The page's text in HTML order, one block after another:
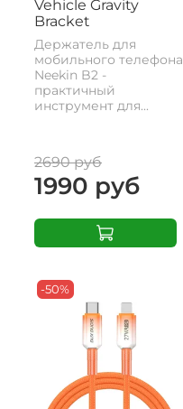
Vehicle Gravity
Bracket
Держатель для
мобильного телефона
Neekin B2 -
практичный
инструмент для...
2690 руб
1990 руб
-50%